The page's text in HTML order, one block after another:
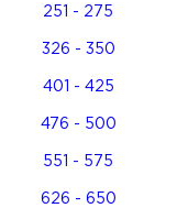
251 - 275
326 - 350
401 - 425
476 - 500
551 - 575
626 - 650